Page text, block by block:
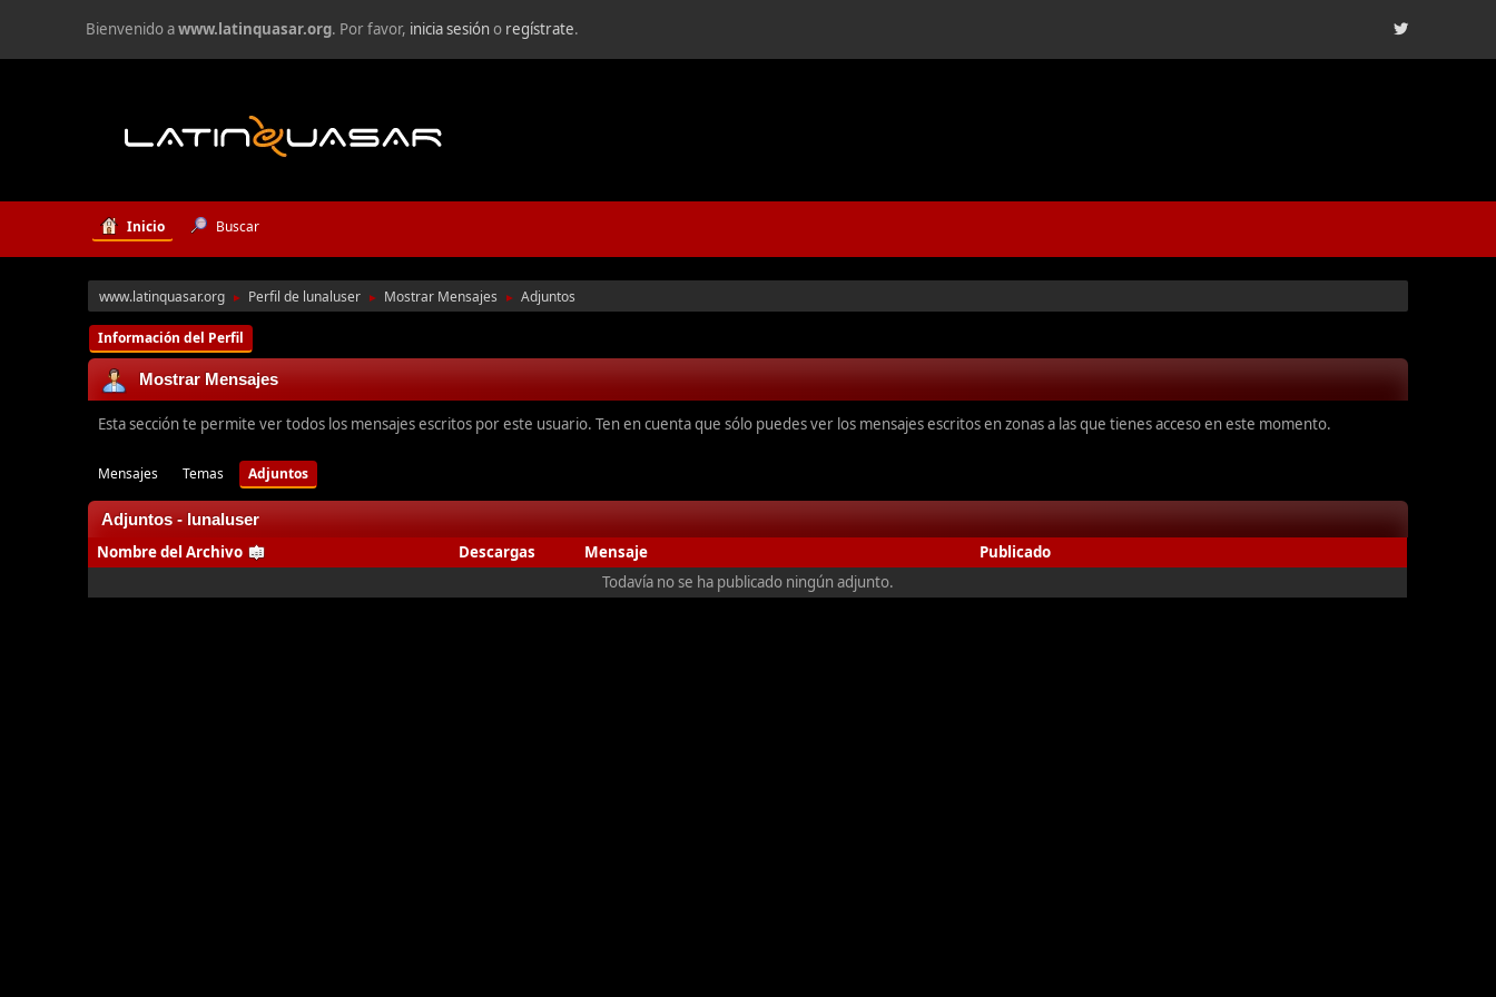
Bienvenido awww.latinquasar.org. Por favor, inicia sesióno regístrate.
Inicio Buscar
www.latinquasar.org ► Perfil de lunaluser ► Mostrar Mensajes ► Adjuntos
Información del Perfil
Mostrar Mensajes
Esta sección te permite ver todos los mensajes escritos por este usuario. Ten en cuenta que sólo puedes ver los mensajes escritos en zonas a las que tienes acceso en este momento.
Mensajes Temas Adjuntos
Adjuntos - lunaluser
Nombre del Archivo Descargas Mensaje
Publicado
Todavía no se ha publicado ningún adjunto.